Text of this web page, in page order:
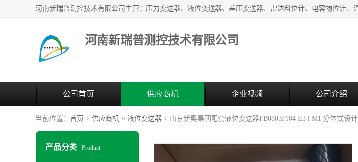
河南新瑞普测控技术有限公司
公司首页 供应商机 企业视频 公司介绍
当前位置： 首页 > 供应商机 > 液位变送器 > 山东新奥集团配套液位变送器FB0803F104 E3 i M1 分体式设计
产品分类 Product